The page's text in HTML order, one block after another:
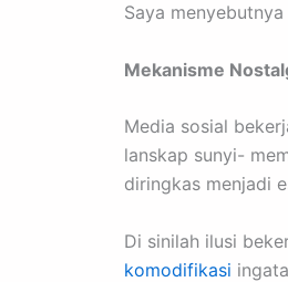
Saya
Mekanisme
Media sosial
lanskap sunyi-
diringkas menjadi
Di sinilah ilusi
komodifikasi